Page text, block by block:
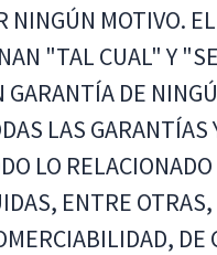
NINGÚN MOTIVO.
"TAL CUAL" Y
GARANTÍA DE
LAS GARANTÍAS
LO
ENTRE OTRAS,
DE